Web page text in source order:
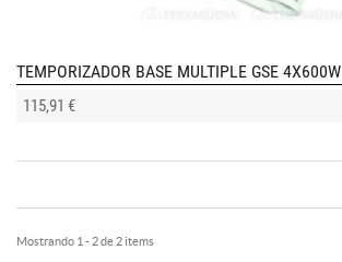
TEMPORIZADOR BASE MULTIPLE GSE 4X600W
115,91 €
Mostrando 1 - 2 de 2 items